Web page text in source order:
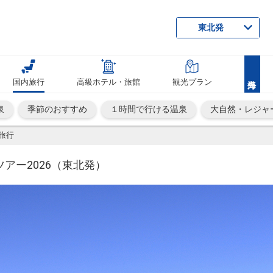
東北発
国内旅行 高級ホテル・旅館 観光プラン
季節のおすすめ １時間で行ける温泉 大自然・レジャ
行
ー2026（東北発）